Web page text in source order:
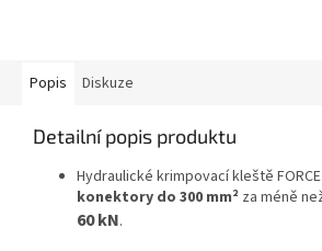
Popis Diskuze
Detailní popis produktu
Hydraulické krimpovací kleště
konektory do 300 mm² za méně
60 kN.